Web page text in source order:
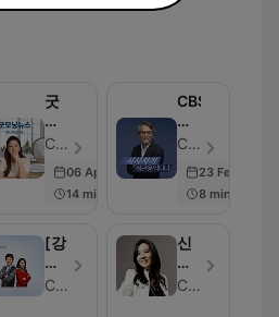
굿
모
닝
스
채
아
니
다
CBS - Episode 1000
06 Apr 2023
14 min
CBS
시
사
키
정
용
니
다
CBS - Episode 871
23 Feb 2023
8 min
[강
원
영CBS
신
지
혜CBS